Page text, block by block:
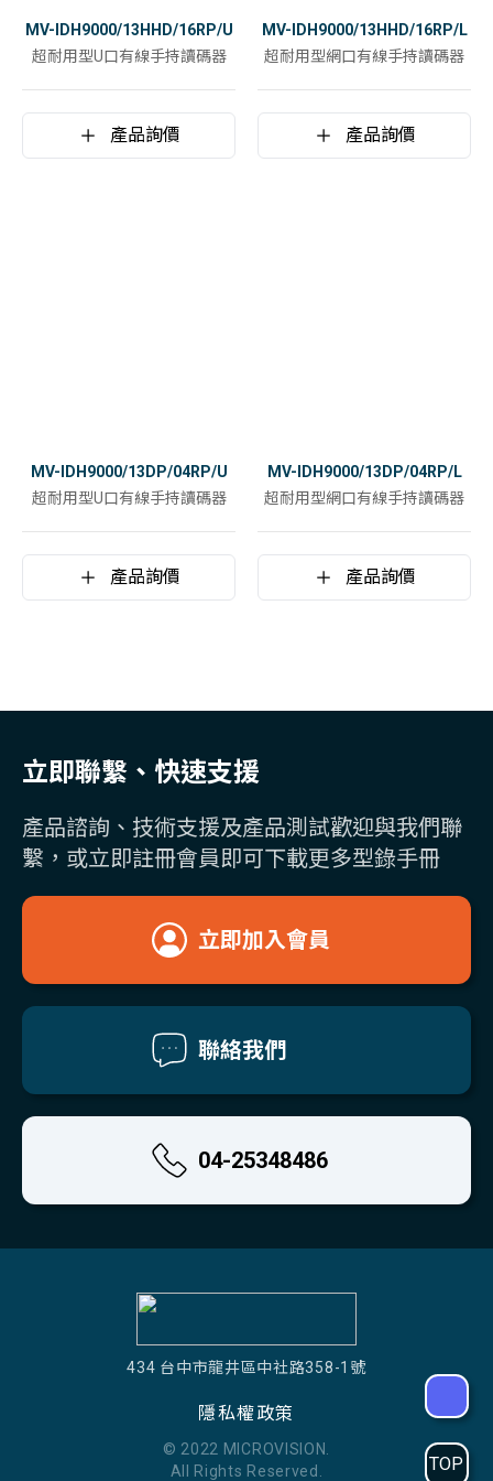
MV-IDH9000/13HHD/16RP/U
超耐用型U口有線手持讀碼器
產品詢價
MV-IDH9000/13HHD/16RP/L
超耐用型網口有線手持讀碼器
產品詢價
MV-IDH9000/13DP/04RP/U
超耐用型U口有線手持讀碼器
產品詢價
MV-IDH9000/13DP/04RP/L
超耐用型網口有線手持讀碼器
產品詢價
立即聯繫、快速支援
產品諮詢、技術支援及產品測試歡迎與我們聯
繫，或立即註冊會員即可下載更多型錄手冊
立即加入會員
聯絡我們
04-25348486
434 台中市龍井區中社路358-1號
隱私權政策
© 2022 MICROVISION.
All Rights Reserved.
TOP